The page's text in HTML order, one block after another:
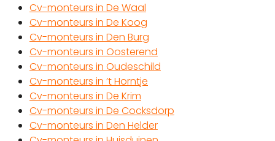
Cv-monteurs in De Waal
Cv-monteurs in De Koog
Cv-monteurs in Den Burg
Cv-monteurs in Oosterend
Cv-monteurs in Oudeschild
Cv-monteurs in ’t Horntje
Cv-monteurs in De Krim
Cv-monteurs in De Cocksdorp
Cv-monteurs in Den Helder